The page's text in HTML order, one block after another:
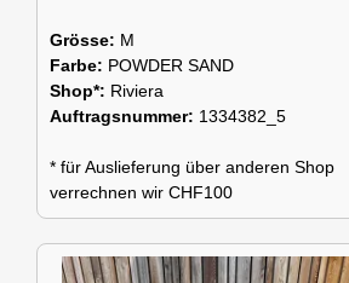
Grösse: M
Farbe: POWDER SAND
Shop*: Riviera
Auftragsnummer: 1334382_5
* für Auslieferung über anderen Shop
verrechnen wir CHF100